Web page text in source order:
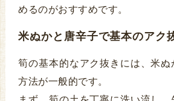
めるのがおすすめです。
米ぬかと唐辛子で基本のアク
筍の基本的なアク抜きには、米ぬ
方法が一般的です。